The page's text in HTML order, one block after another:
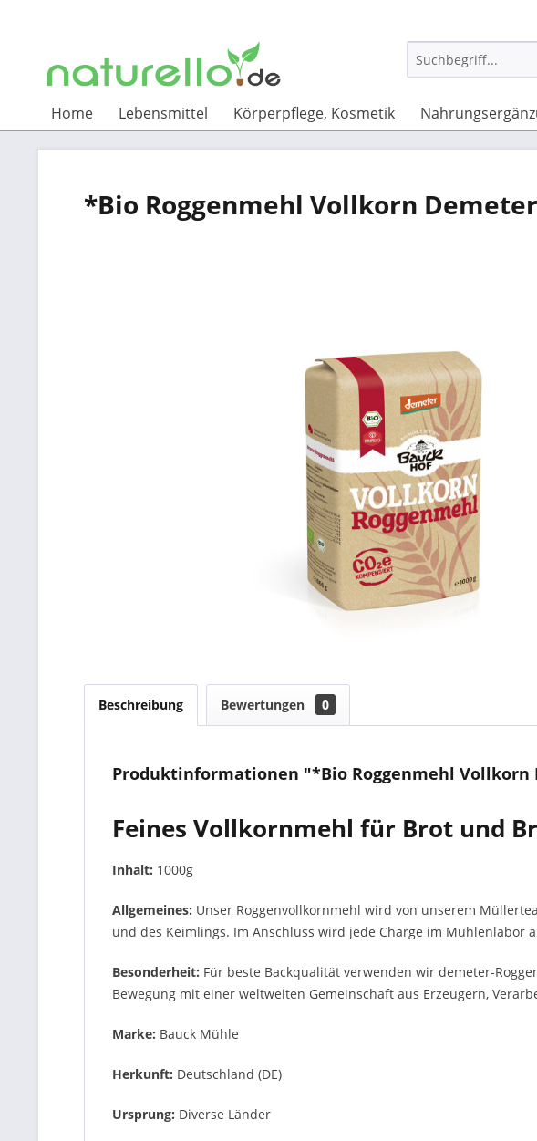
Home Lebensmittel Körperpflege, Kosmetik
*Bio Roggenmehl Vollkorn
Beschreibung Bewertungen 0
Produktinformationen "*Bio Roggenmehl Vollkorn
Feines Vollkornmehl für Brot und
Inhalt: 1000g
Allgemeines: Unser Roggenvollkornmehl wird von unserem
und des Keimlings. Im Anschluss wird jede Charge im
Besonderheit: Für beste Backqualität verwenden wir demeter-
Bewegung mit einer weltweiten Gemeinschaft aus Erzeugern,
Marke: Bauck Mühle
Herkunft: Deutschland (DE)
Ursprung: Diverse Länder